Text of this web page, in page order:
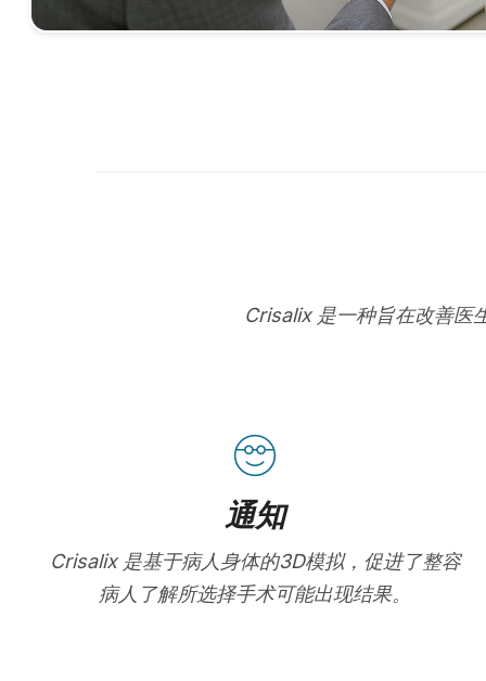
Crisalix 是一种旨在改善医
通知
Crisalix 是基于病人身体的3D模拟，促进了整容
病人了解所选择手术可能出现结果。